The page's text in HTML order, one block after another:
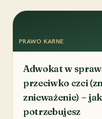
PRAWO KARNE
Adwokat w
przeciwko czci
znieważenie) –
potrzebujesz